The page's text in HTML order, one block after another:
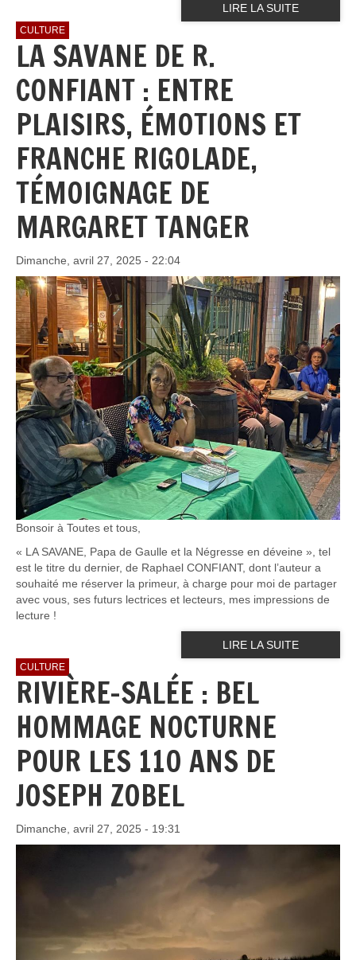
LIRE LA SUITE
CULTURE
LA SAVANE DE R.
CONFIANT : ENTRE
PLAISIRS, ÉMOTIONS ET
FRANCHE RIGOLADE,
TÉMOIGNAGE DE
MARGARET TANGER
Dimanche, avril 27, 2025 - 22:04
Bonsoir à Toutes et tous,
« LA SAVANE, Papa de Gaulle et la Négresse en déveine », tel
est le titre du dernier, de Raphael CONFIANT, dont l’auteur a
souhaité me réserver la primeur, à charge pour moi de partager
avec vous, ses futurs lectrices et lecteurs, mes impressions de
lecture !
LIRE LA SUITE
CULTURE
RIVIÈRE-SALÉE : BEL
HOMMAGE NOCTURNE
POUR LES 110 ANS DE
JOSEPH ZOBEL
Dimanche, avril 27, 2025 - 19:31